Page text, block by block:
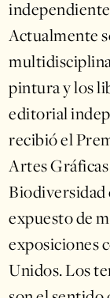
independiente
Actualmente
pintura y los
editorial
recibió el
Artes Gráficas
Biodiversidad
expuesto de
exposiciones
Unidos. Los